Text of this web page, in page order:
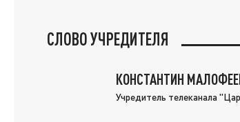
СЛОВО УЧРЕДИТЕЛЯ
КОНСТАНТИН
Учредитель телеканала